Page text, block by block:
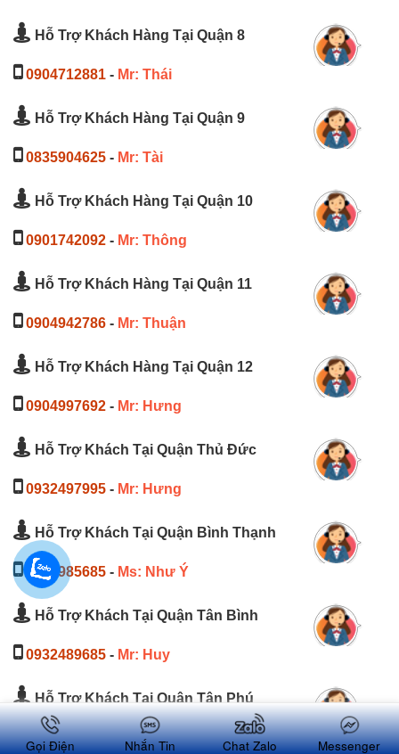
Hỗ Trợ Khách Hàng Tại Quận 8
0904712881 - Mr: Thái
Hỗ Trợ Khách Hàng Tại Quận 9
0835904625 - Mr: Tài
Hỗ Trợ Khách Hàng Tại Quận 10
0901742092 - Mr: Thông
Hỗ Trợ Khách Hàng Tại Quận 11
0904942786 - Mr: Thuận
Hỗ Trợ Khách Hàng Tại Quận 12
0904997692 - Mr: Hưng
Hỗ Trợ Khách Tại Quận Thủ Đức
0932497995 - Mr: Hưng
Hỗ Trợ Khách Tại Quận Bình Thạnh
0904985685 - Ms: Như Ý
Hỗ Trợ Khách Tại Quận Tân Bình
0932489685 - Mr: Huy
Hỗ Trợ Khách Tại Quận Tân Phú
0835748593-Mr: Quý
Gọi Điện Nhắn Tin Chat Zalo Messenger